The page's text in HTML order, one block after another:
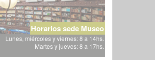
Horarios sede Museo
Lunes, miércoles y viernes: 8 a 14hs.
Martes y jueves: 8 a 17hs.